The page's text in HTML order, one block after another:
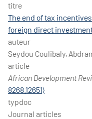
titre
The end of tax
foreign direct
auteur
Seydou Coulibaly,
article
African Development
8268.12651⟩
typdoc
Journal articles